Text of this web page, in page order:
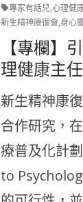
專家有話兒,心理健
新生精神康復會,身心
【專欄】
理健康主
新生精神康
合作研究，
療普及化計
to